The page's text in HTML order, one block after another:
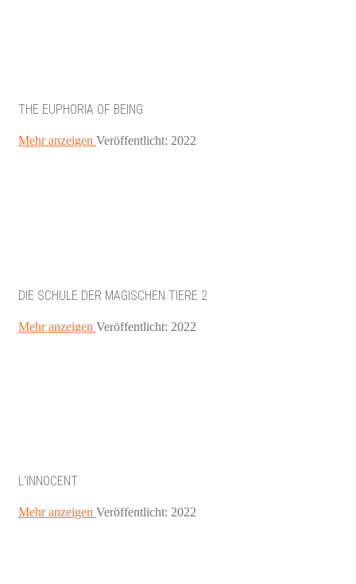
THE EUPHORIA OF BEING
Mehr anzeigen Veröffentlicht: 2022
DIE SCHULE DER MAGISCHEN TIERE 2
Mehr anzeigen Veröffentlicht: 2022
L’INNOCENT
Mehr anzeigen Veröffentlicht: 2022